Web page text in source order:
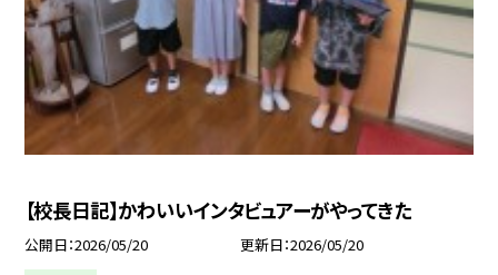
【校長日記】かわいいインタビュアーがやってきた
公開日 2026/05/20 更新日 2026/05/20